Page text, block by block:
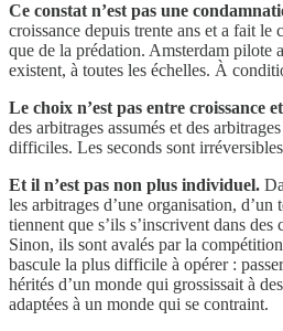
Ce constat n’est pas une
croissance depuis trente ans et a fait
que de la prédation. Amsterdam pilote
existent, à toutes les échelles. À
Le choix n’est pas entre croissance
des arbitrages assumés et des
difficiles. Les seconds sont
Et il n’est pas non plus individuel.
les arbitrages d’une organisation, d’un
tiennent que s’ils s’inscrivent dans des
Sinon, ils sont avalés par la
bascule la plus difficile à opérer :
hérités d’un monde qui grossissait à
adaptées à un monde qui se contraint.